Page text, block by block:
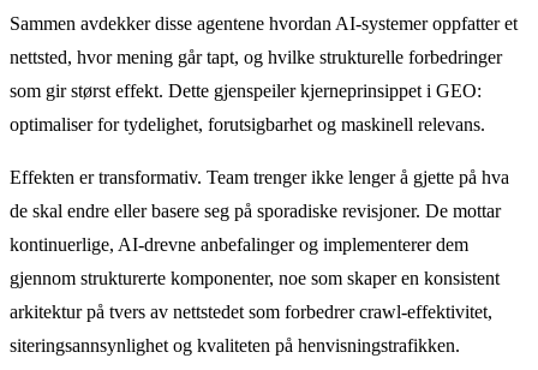
Sammen avdekker disse agentene hvordan AI-systemer oppfatter et
nettsted, hvor mening går tapt, og hvilke strukturelle forbedringer
som gir størst effekt. Dette gjenspeiler kjerneprinsippet i GEO:
optimaliser for tydelighet, forutsigbarhet og maskinell relevans.
Effekten er transformativ. Team trenger ikke lenger å gjette på hva
de skal endre eller basere seg på sporadiske revisjoner. De mottar
kontinuerlige, AI-drevne anbefalinger og implementerer dem
gjennom strukturerte komponenter, noe som skaper en konsistent
arkitektur på tvers av nettstedet som forbedrer crawl-effektivitet,
siteringsannsynlighet og kvaliteten på henvisningstrafikken.